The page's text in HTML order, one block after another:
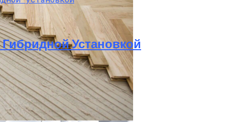
Зуда И Показали, Что Его Можно Заблокировать
Гибридной Установкой